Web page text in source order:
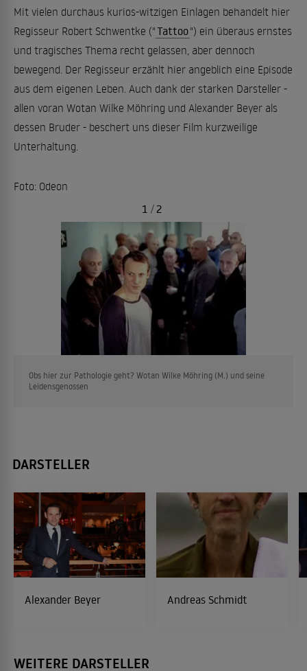
Mit vielen durchaus kurios-witzigen Einlagen behandelt hier
Regisseur Robert Schwentke ("Tattoo") ein überaus ernstes
und tragisches Thema recht gelassen, aber dennoch
bewegend. Der Regisseur erzählt hier angeblich eine Episode
aus dem eigenen Leben. Auch dank der starken Darsteller -
allen voran Wotan Wilke Möhring und Alexander Beyer als
dessen Bruder - beschert uns dieser Film kurzweilige
Unterhaltung.
Foto: Odeon
Obs hier zur Pathologie geht? Wotan Wilke Möhring (M.) und seine
Leidensgenossen
1 / 2
DARSTELLER
Alexander Beyer Andreas Schmidt
WEITERE DARSTELLER